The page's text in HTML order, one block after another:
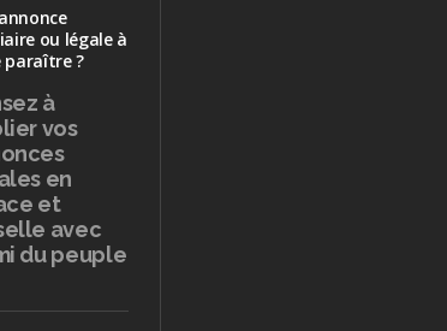
ou légale à
paraître ?
à
vos
en
et
avec
du peuple